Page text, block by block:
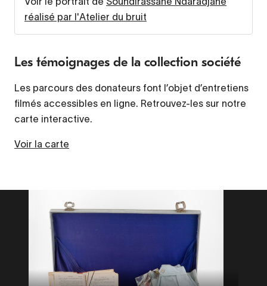
réalisé par l'Atelier du bruit
Les témoignages de la collection société
Les parcours des donateurs font l’objet d’entretiens
filmés accessibles en ligne. Retrouvez-les sur notre
carte interactive.
Voir la carte